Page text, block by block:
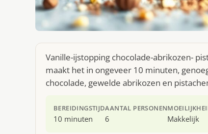
Va­nil­le-ijstop­ping cho­co­la­de-abri­ko­zen-
maakt het in ongeveer 10 minuten,
chocolade, gewelde abrikozen en
BEREIDINGSTIJD
10 minuten
AANTAL PERSONEN
6 Makkelijk